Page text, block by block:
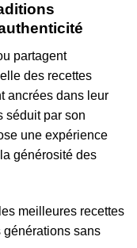
partagent
des recettes
ancrées dans leur
séduit par son
une expérience
générosité des
meilleures recettes
générations sans